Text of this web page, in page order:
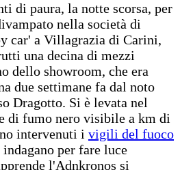
di paura, la notte scorsa, per
nella società di
car' a Villagrazia di Carini,
una decina di mezzi
dello showroom, che era
due settimane fa dal noto
Dragotto. Si è levata nel
di fumo nero visibile a km di
intervenuti i vigili del fuoco
indagano per fare luce
l'Adnkronos si